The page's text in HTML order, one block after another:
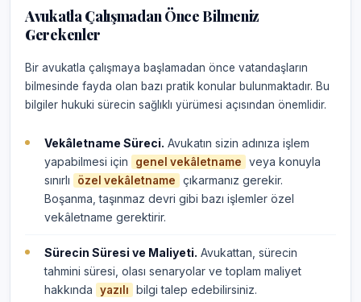
Avukatla Çalışmadan Önce Bilmeniz
Gerekenler
Bir avukatla çalışmaya başlamadan önce vatandaşların
bilmesinde fayda olan bazı pratik konular bulunmaktadır. Bu
bilgiler hukuki sürecin sağlıklı yürümesi açısından önemlidir.
Vekâletname Süreci. Avukatın sizin adınıza işlem
yapabilmesi için
genel vekâletname
veya konuyla
sınırlı
özel vekâletname
çıkarmanız gerekir.
Boşanma, taşınmaz devri gibi bazı işlemler özel
vekâletname gerektirir.
Sürecin Süresi ve Maliyeti. Avukattan, sürecin
tahmini süresi, olası senaryolar ve toplam maliyet
hakkında
yazılı bilgi talep edebilirsiniz.